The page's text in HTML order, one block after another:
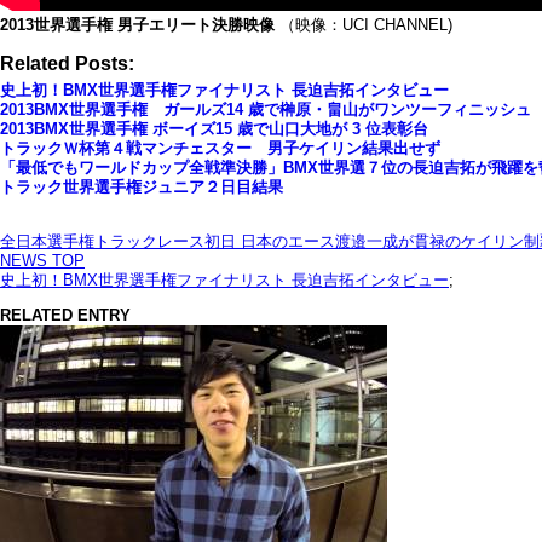
2013世界選手権 男子エリート決勝映像 （映像：UCI CHANNEL)
Related Posts:
史上初！BMX世界選手権ファイナリスト 長迫吉拓インタビュー
2013BMX世界選手権 ガールズ14 歳で榊原・畠山がワンツーフィニッシュ
2013BMX世界選手権 ボーイズ15 歳で山口大地が 3 位表彰台
トラックＷ杯第４戦マンチェスター 男子ケイリン結果出せず
「最低でもワールドカップ全戦準決勝」BMX世界選７位の長迫吉拓が飛躍
トラック世界選手権ジュニア２日目結果
全日本選手権トラックレース初日 日本のエース渡邉一成が貫禄のケイリン制
NEWS TOP
史上初！BMX世界選手権ファイナリスト 長迫吉拓インタビュー;
RELATED ENTRY